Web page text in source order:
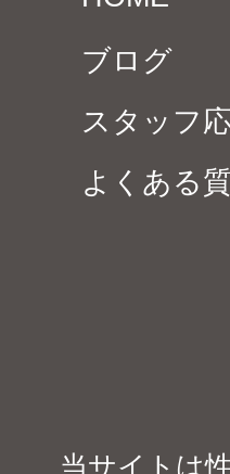
ブログ
スタッフ
よくある
当サイトは